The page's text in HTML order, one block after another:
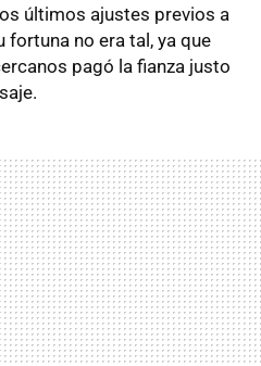
últimos ajustes previos a
fortuna no era tal, ya que
pagó la fianza justo